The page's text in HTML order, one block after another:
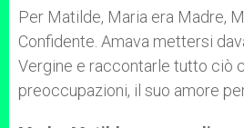
Per Matilde, Maria era Madre,
Confidente. Amava mettersi
Vergine e raccontarle tutto ciò
preoccupazioni, il suo amore